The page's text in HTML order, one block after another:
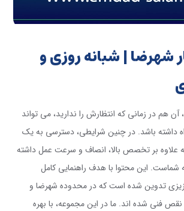
شهرضا | شبانه روزی و
هم در زمانی که انتظارش را ندارید، می تواند
داشته باشد. در چنین شرایطی، دسترسی به یک
علاوه بر تخصص بالا، انصاف و سرعت عمل داشته
شماست. این محتوا با هدف راهنمایی کامل
تدوین شده است که در محدوده شهرضا و
فنی شده اند. ما در این مجموعه، با بهره